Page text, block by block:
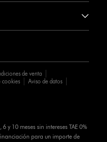
de venta
cookies
Aviso de datos
y 10 meses sin intereses TAE 0%
para un importe de